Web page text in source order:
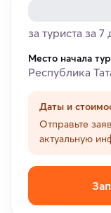
за туриста за 7
Место начала
Республика
Даты и
Отправьте
актуальную